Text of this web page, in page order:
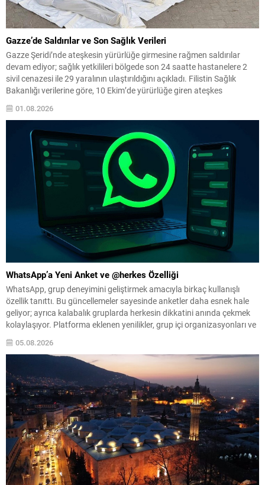
Gazze’de Saldırılar ve Son Sağlık Verileri
Gazze Şeridi’nde ateşkesin yürürlüğe girmesine rağmen saldırılar
devam ediyor; sağlık yetkilileri bölgede son 24 saatte hastanelere 2
sivil cenazesi ile 29 yaralının ulaştırıldığını açıkladı. Filistin Sağlık
Bakanlığı verilerine göre, 10 Ekim’de yürürlüğe giren ateşkes
anlaşmasından bu yana yaralı sayısı 4 bin 53e yükseldi, ölü sayısı ise
bin 222 olarak kaydedildi....
01.08.2026
WhatsApp’a Yeni Anket ve @herkes Özelliği
WhatsApp, grup deneyimini geliştirmek amacıyla birkaç kullanışlı
özellik tanıttı. Bu güncellemeler sayesinde anketler daha esnek hale
geliyor; ayrıca kalabalık gruplarda herkesin dikkatini anında çekmek
kolaylaşıyor. Platforma eklenen yenilikler, grup içi organizasyonları ve
duyuruları yönetmeyi daha pratik bir hâle getiriyor. Aşağıda öne çıkan
değişiklikler ve kullanım notları özetlenmiştir. Anketlerde esneklik ve...
05.08.2026